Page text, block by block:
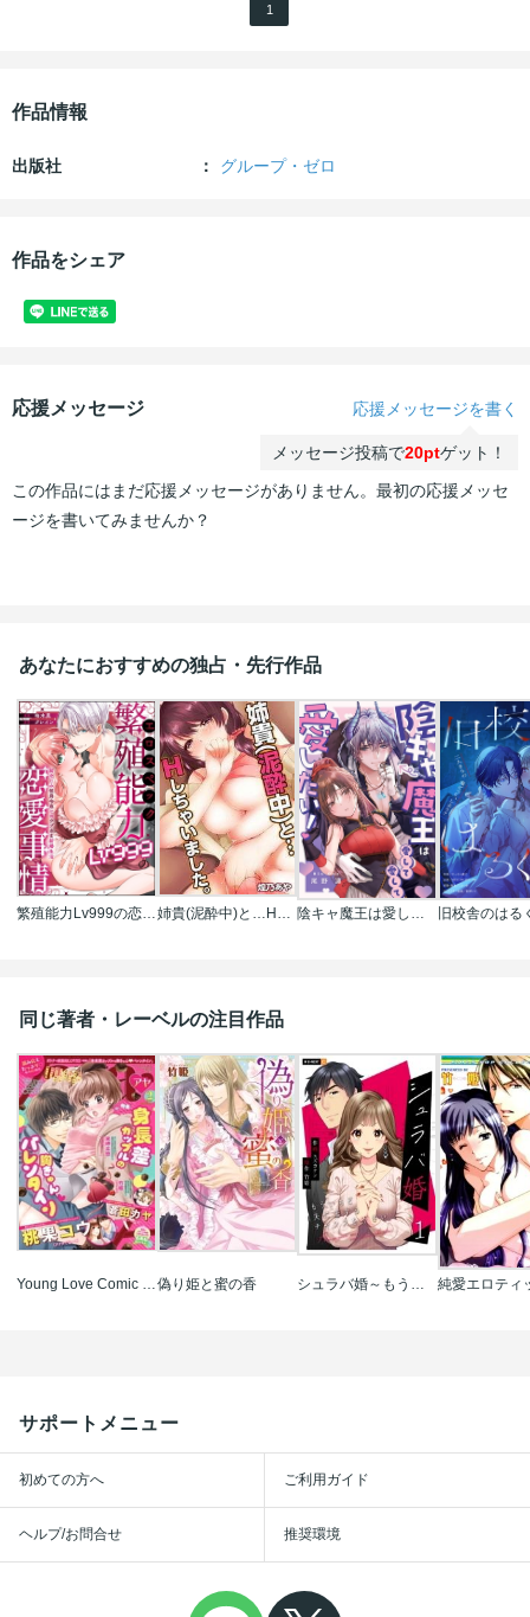
1
作品情報
出版社 グループ・ゼロ
作品をシェア
応援メッセージ 応援メッセージを書く
メッセージ投稿で20ptゲット！
この作品にはまだ応援メッセージがありません。最初の応援メッセ
ージを書いてみませんか？
あなたにおすすめの独占・先行作品
繁殖能力Lv999の恋愛事情 ―幼なじみ候爵令息とのウブあま新婚生活―（単話版） 姉貴(泥酔中)と…Hしちゃいました｡ 陰キャ魔王は愛して愛して愛したい！
同じ著者・レーベルの注目作品
Young Love Comic aya偽り姫と蜜の香 シュラバ婚～もういちど夫に恋するチャンスを下さい～ 純愛エロティ
サポートメニュー
初めての方へ ご利用ガイド
ヘルプ/お問合せ 推奨環境